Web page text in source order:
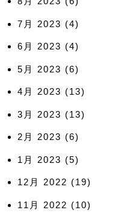
7月 2023 (4)
6月 2023 (4)
5月 2023 (6)
4月 2023 (13)
3月 2023 (13)
2月 2023 (6)
1月 2023 (5)
12月 2022 (19)
11月 2022 (10)